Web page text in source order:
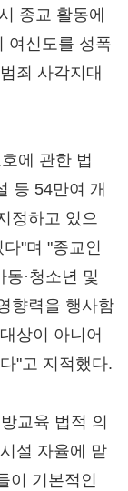
종교 활동에
여신도를 성폭
죄 사각지대
에 관한 법
등 54만여 개
정하고 있으
"며 "종교인
동·청소년 및
향력을 행사함
상이 아니어
"고 지적했다.
교육 법적 의
설 자율에 맡
이 기본적인